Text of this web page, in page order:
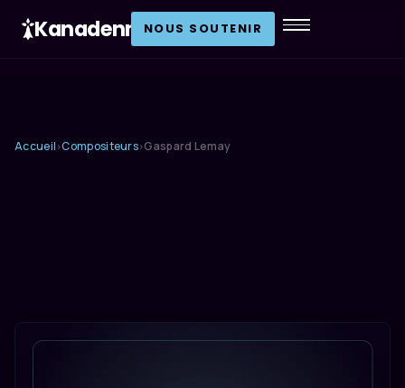
Kanadenn NOUS SOUTENIR
Accueil ›Compositeurs›Gaspard Lemay